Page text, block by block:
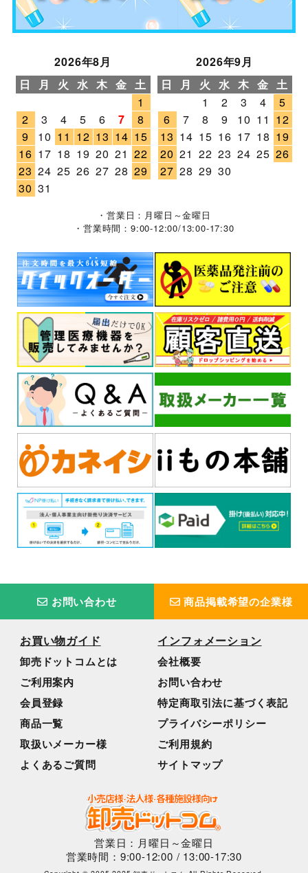
2026年8月
日
月 火 水 木 金 土
1
2
3 4 5 6 7
8
9
10 11 12 13 14 15
16 17 18 19 20 21 22
23 24 25 26 27 28 29
30 31
2026年9月
日
月 火 水 木 金 土
1
2 3 4
5
6
7 8 9 10 11 12
13 14 15 16 17 18 19
20 21 22 23 24 25 26
27 28 29 30
・営業日：月曜日～金曜日
・営業時間：9:00-12:00/13:00-17:30
お問い合わせ 商品掲載希望の企業様
お買い物ガイド
卸売ドットコムとは
ご利用案内
会員登録
商品一覧
取扱いメーカー様
よくあるご質問
インフォメーション
会社概要
お問い合わせ
特定商取引法に基づく表記
プライバシーポリシー
ご利用規約
サイトマップ
営業日：月曜日～金曜日
営業時間：9:00-12:00 / 13:00-17:30